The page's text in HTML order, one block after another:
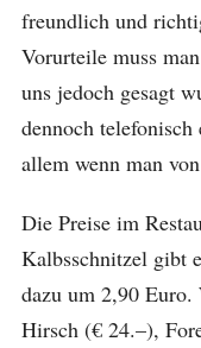
freundlich und
Vorurteile muss
uns jedoch gesagt
dennoch
allem wenn man
Die Preise im
Kalbsschnitzel gibt
dazu um 2,90 Euro.
Hirsch (€ 24.–),